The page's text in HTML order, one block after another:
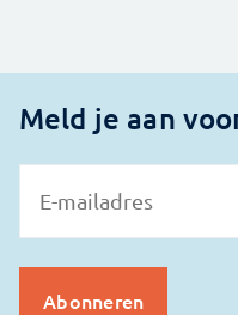
Meld je aan